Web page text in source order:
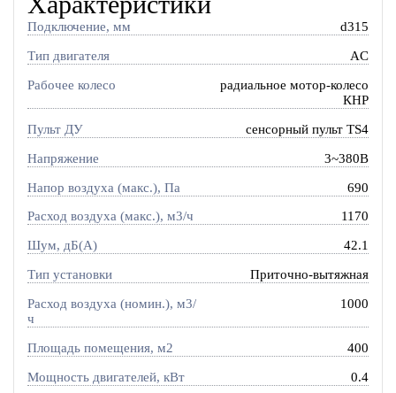
Подключение, мм d315
Тип двигателя AC
Рабочее колесо
радиальное мотор-колесо
КНР
Пульт ДУ сенсорный пульт TS4
Напряжение 3~380В
Напор воздуха (макс.), Па 690
Расход воздуха (макс.), м3/ч 1170
Шум, дБ(А) 42.1
Тип установки Приточно-вытяжная
Расход воздуха (номин.), м3/
ч
1000
Площадь помещения, м2 400
Мощность двигателей, кВт 0.4